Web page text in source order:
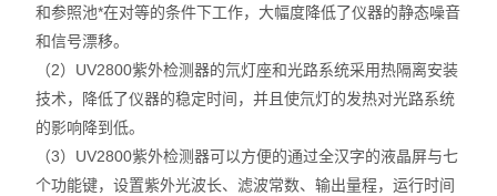
和参照池*在对等的条件下工作，大幅度降低了仪器的静态噪音
和信号漂移。
（2）UV2800紫外检测器的氘灯座和光路系统采用热隔离安装
技术，降低了仪器的稳定时间，并且使氘灯的发热对光路系统
的影响降到低。
（3）UV2800紫外检测器可以方便的通过全汉字的液晶屏与七
个功能键，设置紫外光波长、滤波常数、输出量程，运行时间